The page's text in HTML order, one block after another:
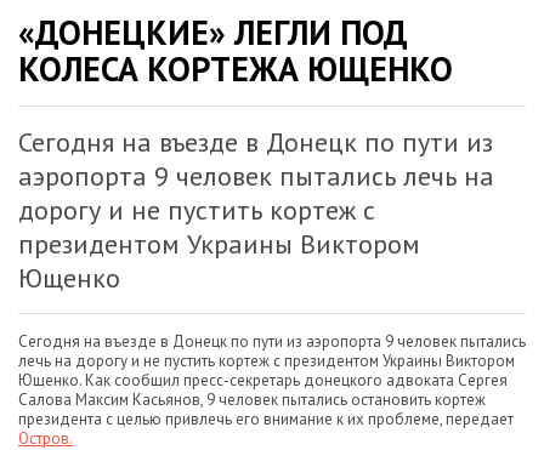
«ДОНЕЦКИЕ» ЛЕГЛИ ПОД
КОЛЕСА КОРТЕЖА ЮЩЕНКО
Сегодня на въезде в Донецк по пути из
аэропорта 9 человек пытались лечь на
дорогу и не пустить кортеж с
президентом Украины Виктором
Ющенко
Сегодня на въезде в Донецк по пути из аэропорта 9 человек пытались
лечь на дорогу и не пустить кортеж с президентом Украины Виктором
Ющенко. Как сообщил пресс-секретарь донецкого адвоката Сергея
Салова Максим Касьянов, 9 человек пытались остановить кортеж
президента с целью привлечь его внимание к их проблеме, передает
Остров.